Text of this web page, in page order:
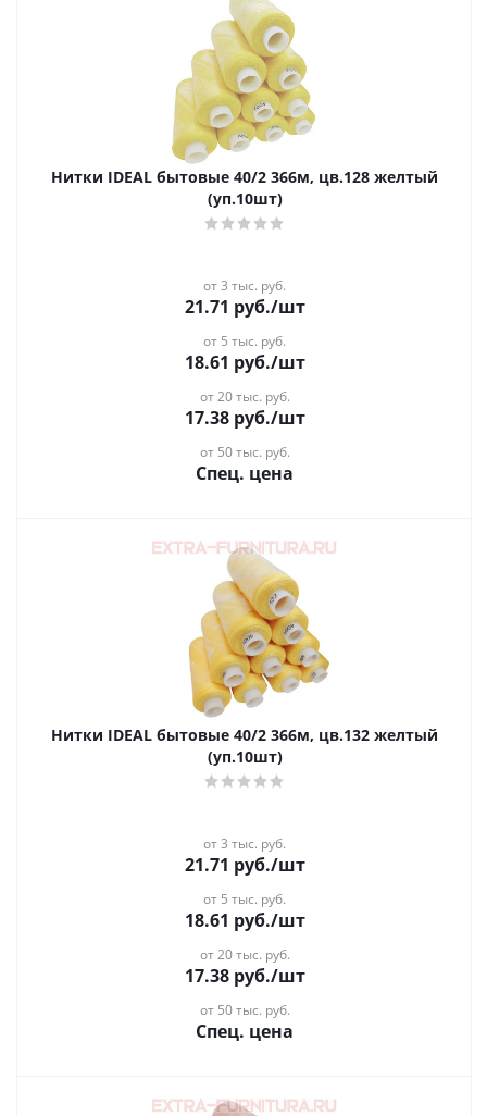
Нитки IDEAL бытовые 40/2 366м, цв.128 желтый
(уп.10шт)
от 3 тыс. руб.
21.71 руб./шт
от 5 тыс. руб.
18.61 руб./шт
от 20 тыс. руб.
17.38руб./шт
от 50 тыс. руб.
Спец. цена
Нитки IDEAL бытовые 40/2 366м, цв.132 желтый
(уп.10шт)
от 3 тыс. руб.
21.71 руб./шт
от 5 тыс. руб.
18.61 руб./шт
от 20 тыс. руб.
17.38руб./шт
от 50 тыс. руб.
Спец. цена